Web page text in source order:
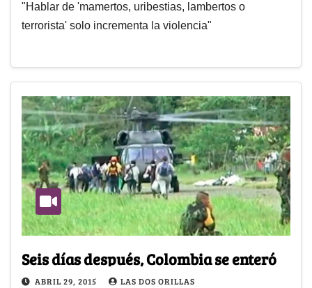
"Hablar de 'mamertos, uribestias, lambertos o
terrorista' solo incrementa la violencia"
Seis días después, Colombia se enteró
ABRIL 29, 2015 LAS DOS ORILLAS